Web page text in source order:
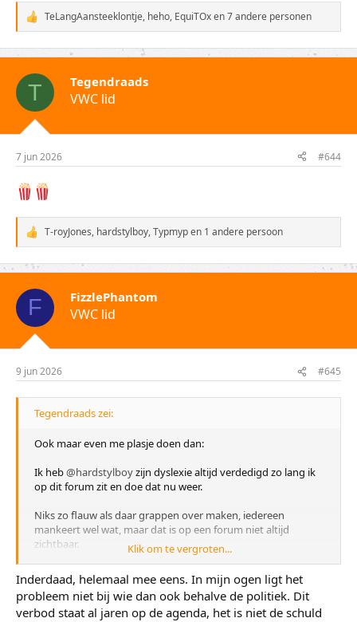
W
a
a
r
d
e
i
n
e
n
TeLangAansteeklontje, heho, EquiTOxen 7 andere personen
T Tegendraads
VWC lid
7 jun 2026 #644
W
a
a
r
d
e
i
n
e
n
T-royJones, hardstylboy,Typmypen 1 andere persoon
F FizzlePhantom
VWC lid
9 jun 2026 #645
Tegendraads zei:
Ook maar even me plasje doen dan:
Ik heb@hardstylboyzijn dyslexie altijd verdedigd zo lang ik
op dit forum zit en doe dat nu weer.
Niks zo flauw als daar grappen over maken, iedereen
mankeert wel wat, maar dat is op een forum niet altijd
zichtbaar.
Zullen hier een hoop lelijke kale mannetjes zitten, alleen dat
weet niemand, vandaar dat we hier geen haarlijn grappen
zien.
Ik ben het echter niet met de inhoud van @hardstylboyzijn
Klik om te vergroten...
Inderdaad, helemaal mee eens. In mijn ogen ligt het
probleem niet bij wie dan ook behalve de politiek. Dit
verbod staat al jaren op de agenda, het is niet de schuld